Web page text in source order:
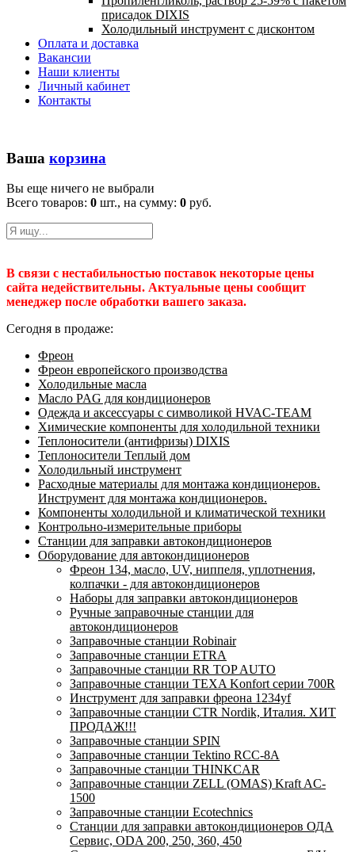
присадок DIXIS
Холодильный инструмент с дисконтом
Оплата и доставка
Вакансии
Наши клиенты
Личный кабинет
Контакты
Ваша корзина
Вы еще ничего не выбрали
Всего товаров: 0 шт., на сумму: 0 руб.
В связи с нестабильностью поставок некоторые цены
сайта недействительны. Актуальные цены сообщит
менеджер после обработки вашего заказа.
Сегодня в продаже:
Фреон
Фреон европейского производства
Холодильные масла
Масло PAG для кондиционеров
Одежда и аксессуары с символикой HVAC-TEAM
Химические компоненты для холодильной техники
Теплоносители (антифризы) DIXIS
Теплоносители Теплый дом
Холодильный инструмент
Расходные материалы для монтажа кондиционеров.
Инструмент для монтажа кондиционеров.
Компоненты холодильной и климатической техники
Контрольно-измерительные приборы
Станции для заправки автокондиционеров
Оборудование для автокондиционеров
Фреон 134, масло, UV, ниппеля, уплотнения,
колпачки - для автокондиционеров
Наборы для заправки автокондиционеров
Ручные заправочные станции для
автокондиционеров
Заправочные станции Robinair
Заправочные станции ETRA
Заправочные станции RR TOP AUTO
Заправочные станции TEXA Konfort серии 700R
Инструмент для заправки фреона 1234yf
Заправочные станции CTR Nordik, Италия. ХИТ
ПРОДАЖ!!!
Заправочные станции SPIN
Заправочные станции Tektino RCC-8A
Заправочные станции THINKCAR
Заправочные станции ZELL (OMAS) Kraft AC-
1500
Заправочные станции Ecotechnics
Станции для заправки автокондиционеров ОДА
Сервис, ODA 200, 250, 360, 450